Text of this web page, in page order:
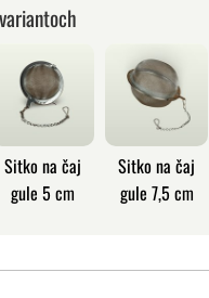
Sitko na čaj
gule 5 cm
Sitko na čaj
gule 7,5 cm